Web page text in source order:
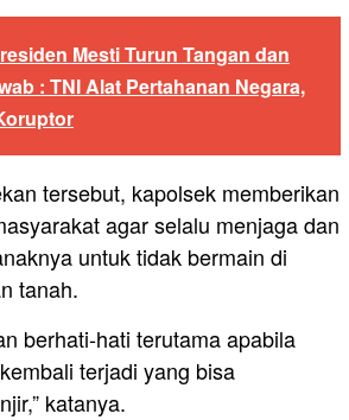
Mesti Turun Tangan dan
: TNI Alat Pertahanan Negara,
tersebut, kapolsek memberikan
agar selalu menjaga dan
untuk tidak bermain di
tanah.
berhati-hati terutama apabila
terjadi yang bisa
katanya.